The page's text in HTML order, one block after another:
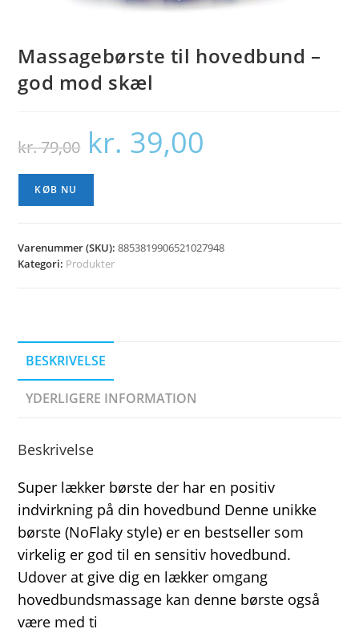
Massagebørste til hovedbund –
god mod skæl
kr.79,00
Den
oprindelige
pris
kr. 79,00.
kr. 39,00
KØB NU
Varenummer (SKU):8853819906521027948
Kategori: Produkter
BESKRIVELSE
YDERLIGERE INFORMATION
Beskrivelse
Super lækker børste der har en positiv
indvirkning på din hovedbund Denne unikke
børste (NoFlaky style) er en bestseller som
virkelig er god til en sensitiv hovedbund.
Udover at give dig en lækker omgang
hovedbundsmassage kan denne børste også
være med ti